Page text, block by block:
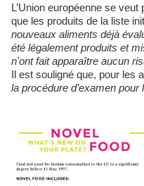
L’Union européenne se veut pourtant rassurante en précisant
que les produits de la liste
nouveaux aliments déjà
été légalement produits et
n'ont fait apparaître aucun
Il est souligné que, pour les
la procédure d’examen pour